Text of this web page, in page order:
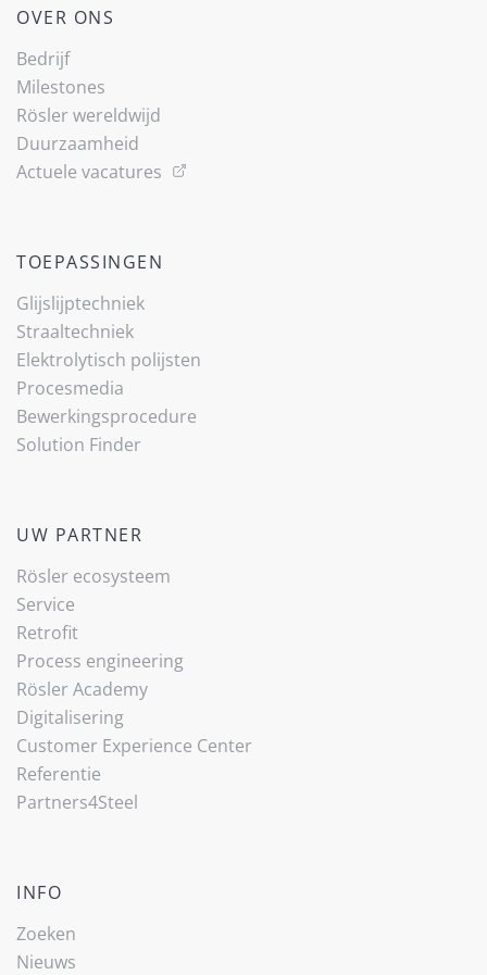
OVER ONS
Bedrijf
Milestones
Rösler wereldwijd
Duurzaamheid
Actuele vacatures
TOEPASSINGEN
Glijslijp­techniek
Straaltechniek
Elektrolytisch polijsten
Procesmedia
Bewerkingsprocedure
Solution Finder
UW PARTNER
Rösler ecosysteem
Service
Retrofit
Process engineering
Rösler Academy
Digitalisering
Customer Experience Center
Referentie
Partners4Steel
INFO
Zoeken
Nieuws